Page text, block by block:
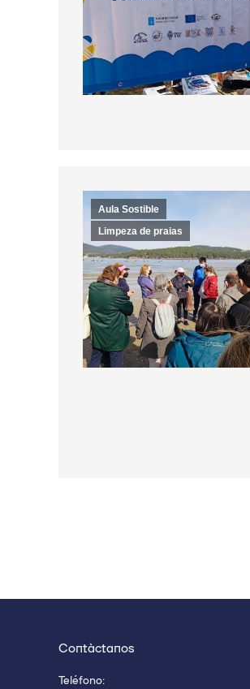
Aula Sostible
Limpeza de praias
Contáctanos
Teléfono: